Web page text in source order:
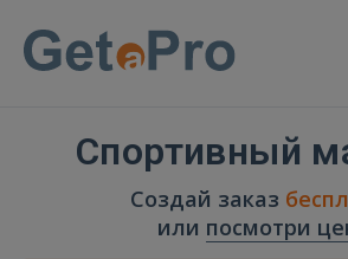
Спортивный
Создай заказ
или посмотри